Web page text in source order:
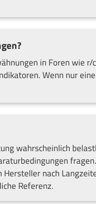
in Foren wie r/
Wenn nur
wahrscheinlich
nach
Referenz.